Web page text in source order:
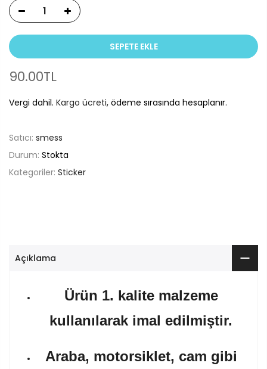
SEPETE EKLE
90.00TL
Vergi dahil. Kargo ücreti, ödeme sırasında hesaplanır.
Satıcı: smess
Durum: Stokta
Kategoriler: Sticker
Açıklama
Ürün 1. kalite malzeme
kullanılarak imal edilmiştir.
Araba, motorsiklet, cam gibi